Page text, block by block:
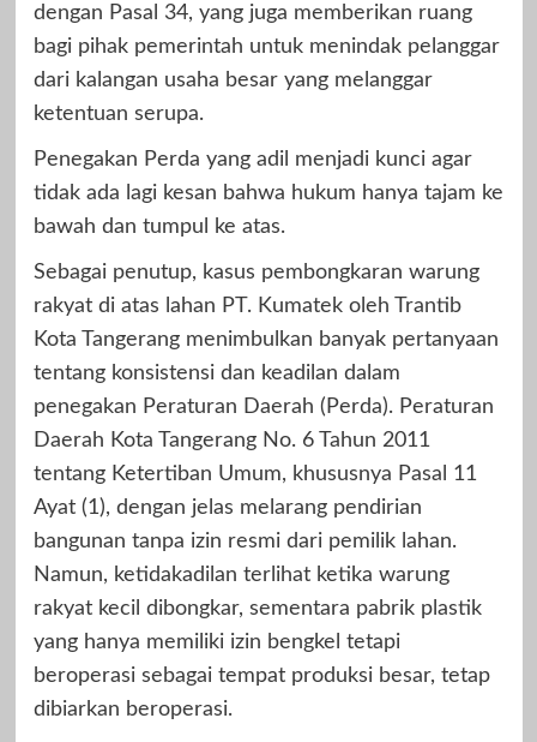
dengan Pasal 34, yang juga memberikan ruang
bagi pihak pemerintah untuk menindak pelanggar
dari kalangan usaha besar yang melanggar
ketentuan serupa.
Penegakan Perda yang adil menjadi kunci agar
tidak ada lagi kesan bahwa hukum hanya tajam ke
bawah dan tumpul ke atas.
Sebagai penutup, kasus pembongkaran warung
rakyat di atas lahan PT. Kumatek oleh Trantib
Kota Tangerang menimbulkan banyak pertanyaan
tentang konsistensi dan keadilan dalam
penegakan Peraturan Daerah (Perda). Peraturan
Daerah Kota Tangerang No. 6 Tahun 2011
tentang Ketertiban Umum, khususnya Pasal 11
Ayat (1), dengan jelas melarang pendirian
bangunan tanpa izin resmi dari pemilik lahan.
Namun, ketidakadilan terlihat ketika warung
rakyat kecil dibongkar, sementara pabrik plastik
yang hanya memiliki izin bengkel tetapi
beroperasi sebagai tempat produksi besar, tetap
dibiarkan beroperasi.